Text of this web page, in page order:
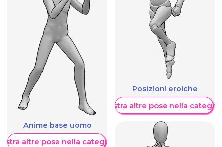
Anime base uomo
altre pose nella categoria
Posizioni eroiche
Mostra altre pose nella